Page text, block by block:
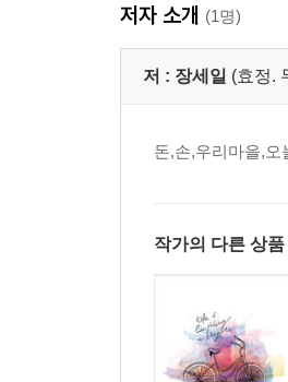
저자 소개 (1명)
저 : 장세일 (효정.
돈,손,우리마을,
작가의 다른 상품